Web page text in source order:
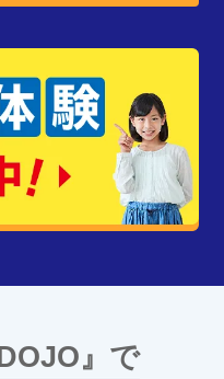
』で